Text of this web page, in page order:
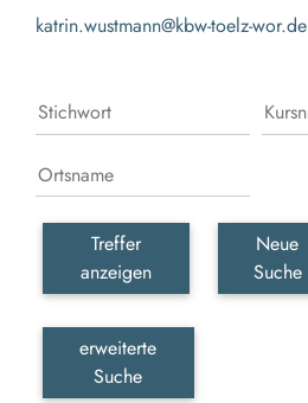
katrin.wustmann@kbw-toelz-wor.de
Treffer
anzeigen
Neue
Suche
erweiterte
Suche